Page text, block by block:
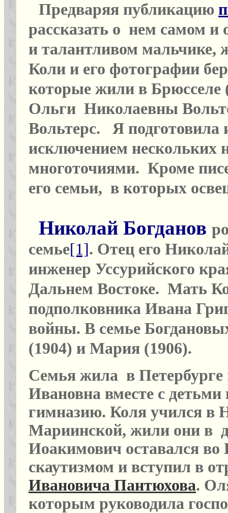
Предваряя публикацию
рассказать о нем самом и
и талантливом мальчике,
Коли и его фотографии
которые жили в Брюсселе
Ольги Николаевны
Вольтерс. Я подготовила
исключением нескольких
многоточиями. Кроме
его семьи, в которых
Николай Богданов
семье[1]. Отец его
инженер Уссурийского
Дальнем Востоке. Мать
подполковника Ивана
войны. В семье
(1904) и Мария (1906).
Семья жила в Петербурге
Ивановна вместе с
гимназию. Коля учился в
Мариинской, жили они в
Иоакимович оставался во
скаутизмом и вступил в
Ивановича Пантюхова.
которым руководила